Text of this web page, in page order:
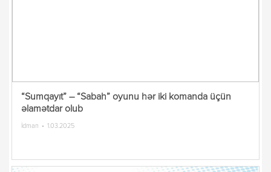
“Sumqayıt” – “Sabah” oyunu hər iki komanda üçün
əlamətdar olub
İdman 1.03.2025